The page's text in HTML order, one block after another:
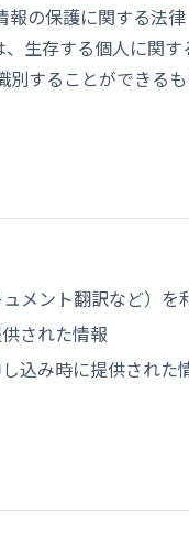
の保護に関する法
生存する個人に関
することができる
メント翻訳など）を
された情報
込み時に提供された